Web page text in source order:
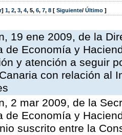
] 1, 2, 3, 4, 5, 6, 7, 8 [ Siguiente/ Último ]
19 ene 2009, de la
de Economía y
y atención a seguir
con relación al
2 mar 2009, de la
de Economía y
suscrito entre la